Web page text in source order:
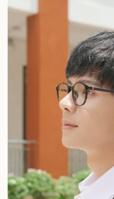
Thông tin doanh nghiệp
Doanh nghiệp 24h